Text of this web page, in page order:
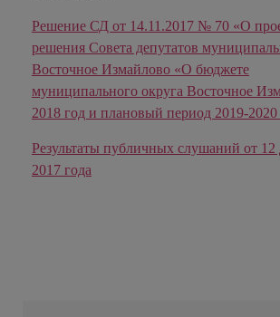
Решение СД от 14.11.2017 № 70 «О
решения Совета депутатов
Восточное Измайлово «О бюджете
муниципального округа Восточное
2018 год и плановый период 2019-2020
Результаты публичных слушаний от 12
2017 года